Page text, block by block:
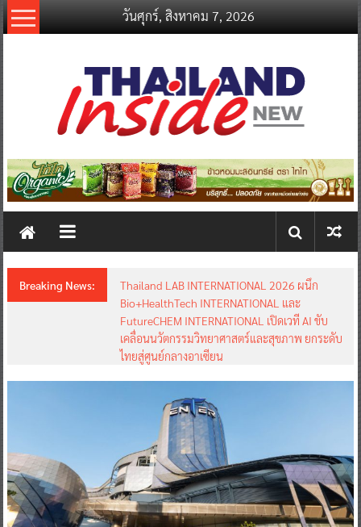
Skip
to
วันศุกร์, สิงหาคม 7, 2026
thailandinsidenew.com
Thailand
New
Breaking News:
Thailand LAB INTERNATIONAL 2026 ผนึก
Bio+HealthTech INTERNATIONAL และ
FutureCHEM INTERNATIONAL เปิดเวที AI ขับ
เคลื่อนนวัตกรรมวิทยาศาสตร์และสุขภาพ ยกระดับ
ไทยสู่ศูนย์กลางอาเซียน